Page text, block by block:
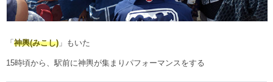
「 神輿(みこし) 」もいた
15時頃から、駅前に神輿が集まりパフォーマンスをする